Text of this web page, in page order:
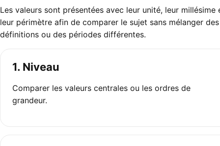
Les valeurs sont présentées avec leur unité, leur millésime
leur périmètre afin de comparer le sujet sans mélanger des
définitions ou des périodes différentes.
1. Niveau
Comparer les valeurs centrales ou les ordres de
grandeur.